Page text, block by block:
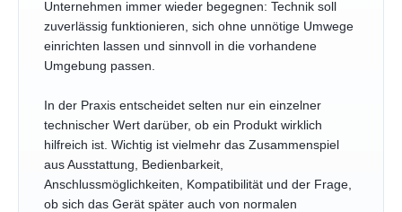
Unternehmen immer wieder begegnen: Technik soll
zuverlässig funktionieren, sich ohne unnötige Umwege
einrichten lassen und sinnvoll in die vorhandene
Umgebung passen.
In der Praxis entscheidet selten nur ein einzelner
technischer Wert darüber, ob ein Produkt wirklich
hilfreich ist. Wichtig ist vielmehr das Zusammenspiel
aus Ausstattung, Bedienbarkeit,
Anschlussmöglichkeiten, Kompatibilität und der Frage,
ob sich das Gerät später auch von normalen